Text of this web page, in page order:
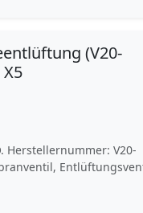
(V20-
Herstellernummer: V20-